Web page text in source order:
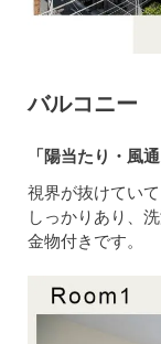
バルコニー
「陽当たり・風
視界が抜けてい
しっかりあり、
金物付きです。